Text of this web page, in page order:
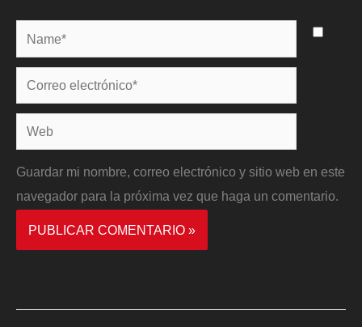
Name*
Correo
electrónico*
Web
Guardar mi nombre, correo electrónico y sitio web en este
navegador para la próxima vez que haga un comentario.